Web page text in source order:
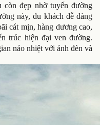
đẹp nhờ tuyến đường
này, du khách dễ dàng
cát mịn, hàng dương cao,
trúc hiện đại ven đường.
náo nhiệt với ánh đèn và